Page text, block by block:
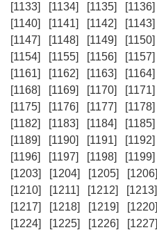
[1133]
[1134] [1135] [1136]
[1140]
[1141] [1142] [1143]
[1147]
[1148] [1149] [1150]
[1154]
[1155] [1156] [1157]
[1161]
[1162] [1163] [1164]
[1168]
[1169] [1170] [1171]
[1175]
[1176] [1177] [1178]
[1182]
[1183] [1184] [1185]
[1189]
[1190] [1191] [1192]
[1196]
[1197] [1198] [1199]
[1203]
[1204] [1205] [1206]
[1210]
[1211] [1212] [1213]
[1217]
[1218] [1219] [1220]
[1224]
[1225] [1226] [1227]